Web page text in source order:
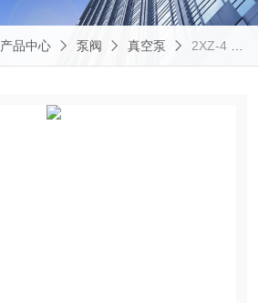
产品中心 泵阀 真空泵 2XZ-4 真空泵